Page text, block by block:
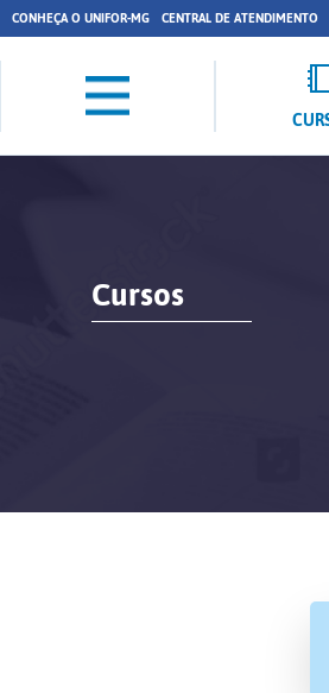
CONHEÇA O UNIFOR-MG CENTRAL DE ATENDIMENTO
Cursos